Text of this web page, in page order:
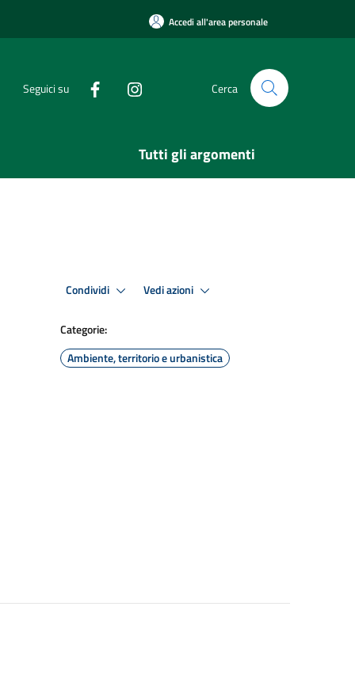
Accedi all'area personale
Seguici su Cerca
Tutti gli argomenti
Condividi Vedi azioni
Categorie:
Ambiente, territorio e urbanistica